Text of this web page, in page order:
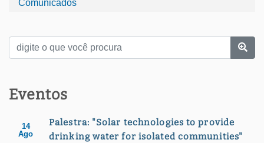
Comunicados
Eventos
14
Ago
Palestra: "Solar technologies to provide
drinking water for isolated communities"